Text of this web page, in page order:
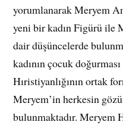
yorumlanarak Meryem
yeni bir kadın Figürü ile
dair düşüncelerde
kadının çocuk
Hıristiyanlığının ortak
Meryem’in herkesin
bulunmaktadır. Meryem